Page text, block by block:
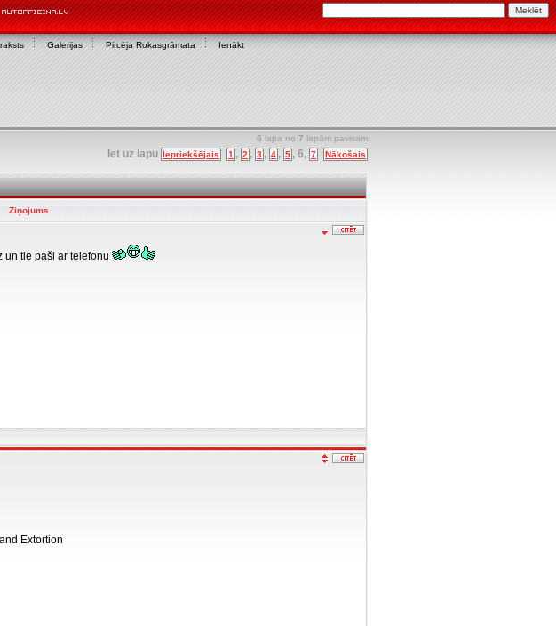
Galerijas Pircēja Rokasgrāmata Ienākt
6 lapa no 7 lapām pavisam
Iet uz lapu Iepriekšējais 1 , 2 , 3 , 4 , 5 , 6, 7 Nākošais
Ziņojums
un tie paši ar telefonu
Extortion